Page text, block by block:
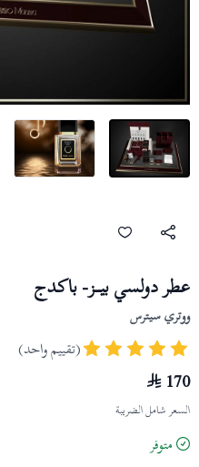
عطر دولسي بيـــز- باكدج
ووتري سيترس
(تقييم واحد)
170
السعر شامل الضريبة
متوفر